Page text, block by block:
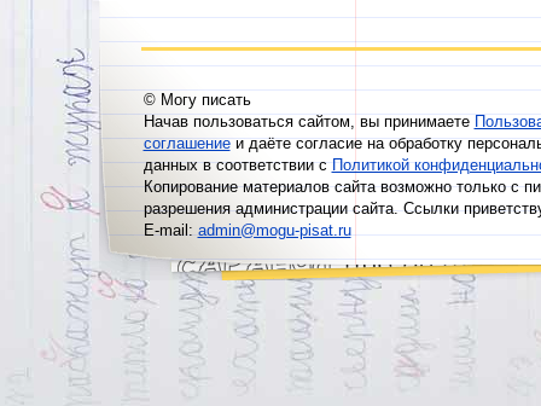
© Могу писать
Начав пользоваться сайтом, вы принимаете
соглашениеи даёте согласие на обработку
данных в соответствии сПолитикой
Копирование материалов сайта возможно только с
разрешения администрации сайта. Ссылки
E-mail:admin@mogu-pisat.ru